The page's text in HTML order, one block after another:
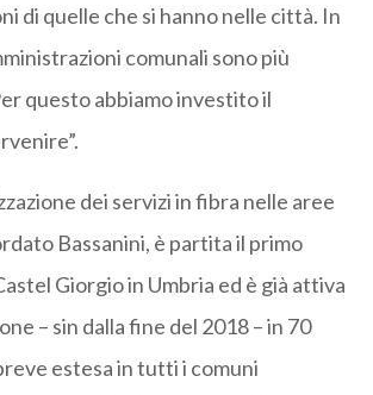
di quelle che si hanno nelle città. In
comunali sono più
questo abbiamo investito il
dei servizi in fibra nelle aree
Bassanini, è partita il primo
Giorgio in Umbria ed è già attiva
– sin dalla fine del 2018 – in 70
estesa in tutti i comuni